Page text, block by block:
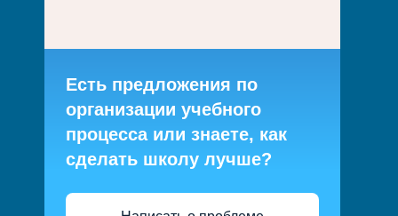
Есть предложения по
организации учебного
процесса или знаете, как
сделать школу лучше?